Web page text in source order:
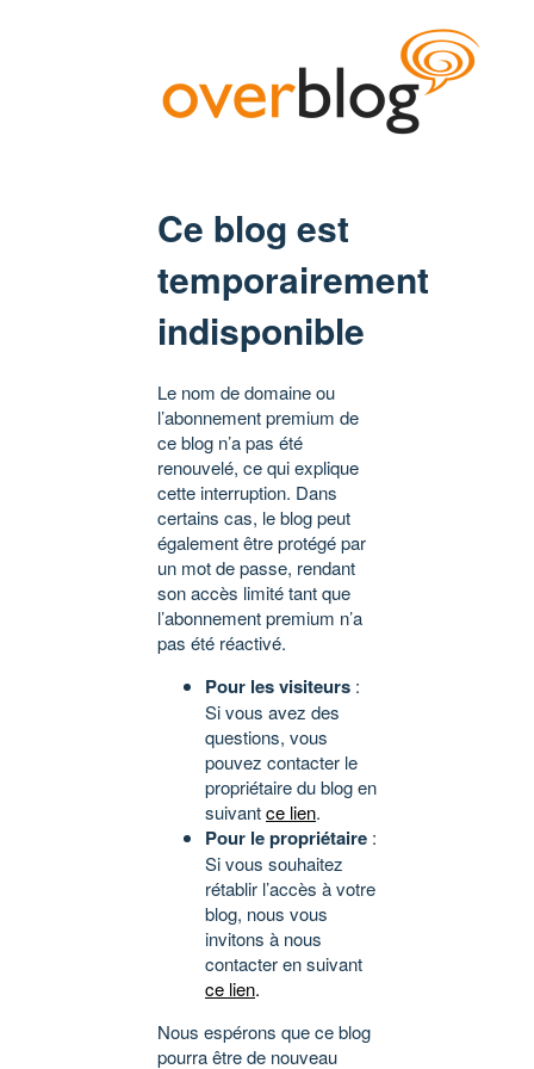
Ce blog est
temporairement
indisponible
Le nom de domaine ou
l’abonnement premium de
ce blog n’a pas été
renouvelé, ce qui explique
cette interruption. Dans
certains cas, le blog peut
également être protégé par
un mot de passe, rendant
son accès limité tant que
l’abonnement premium n’a
pas été réactivé.
Pour les visiteurs :
Si vous avez des
questions, vous
pouvez contacter le
propriétaire du blog en
suivantce lien.
Pour le propriétaire :
Si vous souhaitez
rétablir l’accès à votre
blog, nous vous
invitons à nous
contacter en suivant
ce lien.
Nous espérons que ce blog
pourra être de nouveau